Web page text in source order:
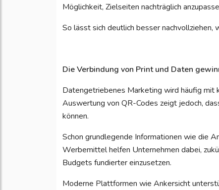
Möglichkeit, Zielseiten nachträglich
So lässt sich deutlich besser
Die Verbindung von Print und Daten
Datengetriebenes Marketing wird häufig
Auswertung von QR-Codes zeigt jedoch,
können.
Schon grundlegende Informationen wie die
Werbemittel helfen Unternehmen dabei,
Budgets fundierter einzusetzen.
Moderne Plattformen wie Ankersicht